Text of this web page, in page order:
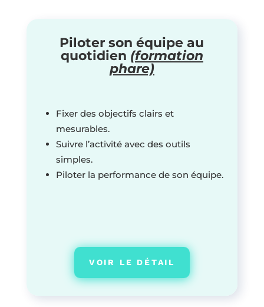
Piloter son équipe au
quotidien (formation
phare)
Fixer des objectifs clairs et
mesurables.
Suivre l’activité avec des outils
simples.
Piloter la performance de son équipe.
VOIR LE DÉTAIL